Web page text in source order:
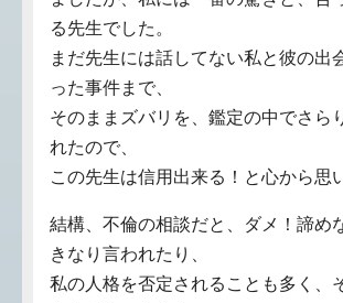
る先生でした。
まだ先生には話してない私と彼の出
った事件まで、
そのままズバリを、鑑定の中でさら
れたので、
この先生は信用出来る！と心から思
結構、不倫の相談だと、ダメ！諦め
きなり言われたり、
私の人格を否定されることも多く、